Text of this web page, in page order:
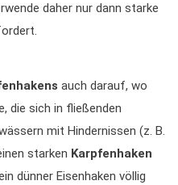
daher nur dann starke
auch darauf, wo
die sich in fließenden
mit Hindernissen (z. B.
starken Karpfenhaken
dünner Eisenhaken völlig